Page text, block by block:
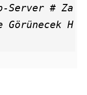
Server # Za
Görünecek H